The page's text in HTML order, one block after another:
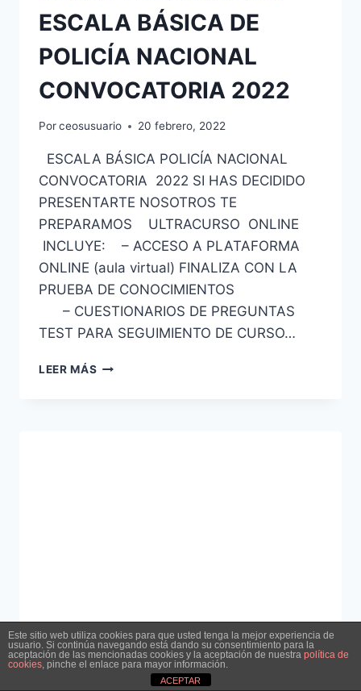
ESCALA BÁSICA DE
POLICÍA NACIONAL
CONVOCATORIA 2022
Porceosusuario 20 febrero, 2022
ESCALA BÁSICA POLICÍA NACIONAL
CONVOCATORIA 2022 SI HAS DECIDIDO
PRESENTARTE NOSOTROS TE
PREPARAMOS ULTRACURSO ONLINE
INCLUYE: – ACCESO A PLATAFORMA
ONLINE (aula virtual) FINALIZA CON LA
PRUEBA DE CONOCIMIENTOS
– CUESTIONARIOS DE PREGUNTAS
TEST PARA SEGUIMIENTO DE CURSO…
LEER MÁS CURSO
INFORMACIÓN ACADEMIA|POLICÍA NACIONAL
Este sitio web utiliza cookies para que usted tenga la mejor experiencia de
usuario. Si continúa navegando está dando su consentimiento para la
aceptación de las mencionadas cookies y la aceptación de nuestra política de
cookies, pinche el enlace para mayor información.
ACEPTAR